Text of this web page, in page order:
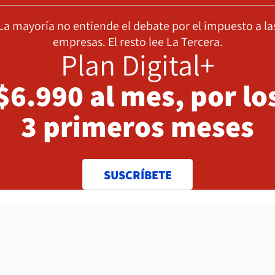
mayoría no entiende el debate por el impuesto a
empresas. El resto lee La Tercera.
Plan Digital+
al mes, por
3 primeros meses
SUSCRÍBETE